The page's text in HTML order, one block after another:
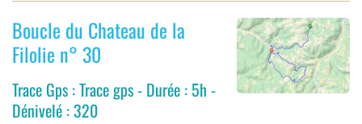
Boucle du Chateau de la
Filolie n° 30
Trace Gps : Trace gps - Durée : 5h -
Dénivelé : 320